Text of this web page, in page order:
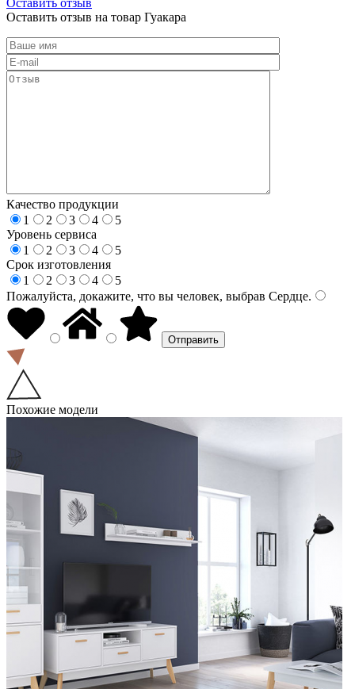
Оставить отзыв на товар Гуакара
Качество продукции
1
2 3 4
5
Уровень сервиса
1
2 3 4
5
Срок изготовления
1
2 3 4
5
Пожалуйста, докажите, что вы человек, выбрав Сердце.
Похожие модели